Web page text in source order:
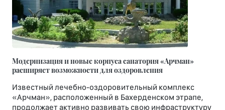
Модернизация и новые корпуса санатория «Арчман»
расширяет возможности для оздоровления
Известный лечебно-оздоровительный комплекс
«Арчман», расположенный в Бахерденском этрапе,
продолжает активно развивать свою инфраструктуру